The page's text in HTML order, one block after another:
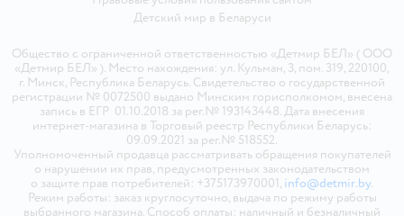
Детский мир в Беларуси
Общество с ограниченной ответственностью «Детмир БЕЛ» ( ООО
«Детмир БЕЛ» ). Место нахождения: ул. Кульман, 3, пом. 319, 220100,
г. Минск, Республика Беларусь. Свидетельство о государственной
регистрации № 0072500 выдано Минским горисполкомом, внесена
запись в ЕГР 01.10.2018 за рег.№ 193143448. Дата внесения
интернет-магазина в Торговый реестр Республики Беларусь:
09.09.2021 за рег.№ 518552.
Уполномоченный продавца рассматривать обращения покупателей
о нарушении их прав, предусмотренных законодательством
о защите прав потребителей: +375173970001, info@detmir.by.
Режим работы: заказ круглосуточно, выдача по режиму работы
выбранного магазина. Способ оплаты: наличный и безналичный